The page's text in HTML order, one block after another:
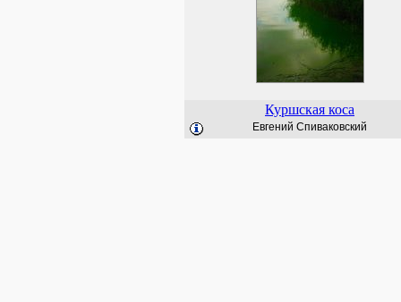
Куршская коса
Евгений Спиваковский